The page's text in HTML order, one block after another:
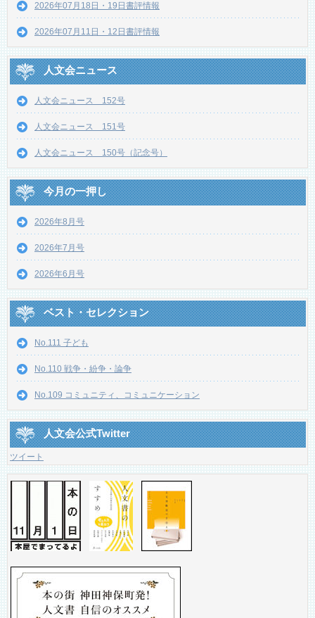
2026年07月18日・19日書評情報
2026年07月11日・12日書評情報
人文会ニュース
人文会ニュース 152号
人文会ニュース 151号
人文会ニュース 150号（記念号）
今月の一押し
2026年8月号
2026年7月号
2026年6月号
ベスト・セレクション
No.111 子ども
No.110 戦争・紛争・論争
No.109 コミュニティ、コミュニケーション
人文会公式Twitter
ツイート